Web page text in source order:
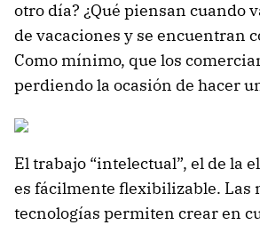
otro día? ¿Qué piensan cuando
de vacaciones y se encuentran
Como mínimo, que los
perdiendo la ocasión de hacer
El trabajo “intelectual”, el de la
es fácilmente flexibilizable. Las
tecnologías permiten crear en